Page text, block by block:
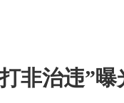
非治违”曝